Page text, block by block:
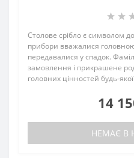
Столове срібло є символом
прибори вважалися
передавалися у спадок.
замовлення і прикрашене
головних цінностей будь-
14
НЕМАЄ В